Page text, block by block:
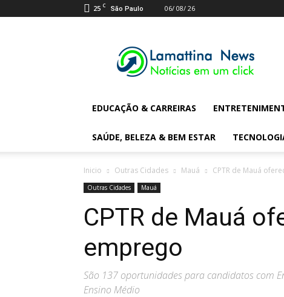
25 C São Paulo 06/ 08/ 26
Digital
News
EDUCAÇÃO & CARREIRAS
SAÚDE, BELEZA & BEM ESTAR
Inicio Outras Cidades Mauá CPTR de Mauá
Outras Cidades Mauá
CPTR de Mauá
emprego
São 137 oportunidades para candidatos com
Ensino Médio